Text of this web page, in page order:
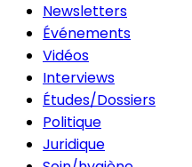
Newsletters
Événements
Vidéos
Interviews
Études/Dossiers
Politique
Juridique